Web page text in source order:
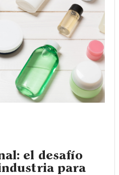
el desafío
para